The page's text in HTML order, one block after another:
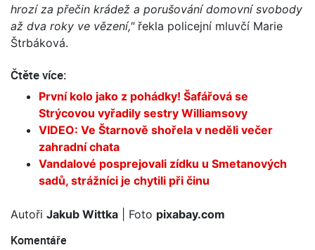
hrozí za přečin krádež a porušování domovní svobody
až dva roky ve vězení,"řekla policejní mluvčí Marie
Štrbáková.
Čtěte více:
První kolo jako z pohádky! Šafářová se
Strýcovou vyřadily sestry Williamsovy
VIDEO: Ve Štarnově shořela v neděli večer
zahradní chata
Vandalové posprejovali zídku u Smetanových
sadů, strážníci je chytili při činu
Autoři Jakub Wittka | Foto pixabay.com
Komentáře